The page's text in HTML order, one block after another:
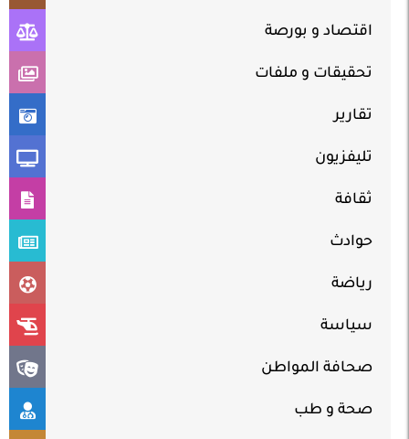
اقتصاد و بورصة
تحقيقات و ملفات
تقارير
تليفزيون
ثقافة
حوادث
رياضة
سياسة
صحافة المواطن
صحة و طب